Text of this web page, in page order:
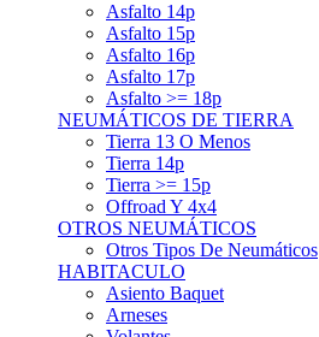
Asfalto 14p
Asfalto 15p
Asfalto 16p
Asfalto 17p
Asfalto >= 18p
NEUMÁTICOS DE TIERRA
Tierra 13 O Menos
Tierra 14p
Tierra >= 15p
Offroad Y 4x4
OTROS NEUMÁTICOS
Otros Tipos De Neumáticos
HABITACULO
Asiento Baquet
Arneses